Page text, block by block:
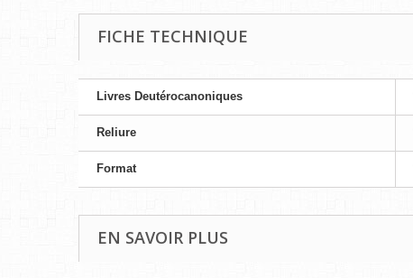
FICHE TECHNIQUE
Livres Deutérocanoniques
Reliure
Format
EN SAVOIR PLUS